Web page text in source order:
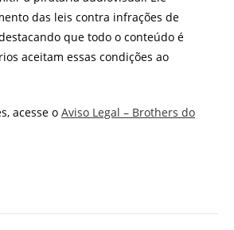
das leis contra infrações de
que todo o conteúdo é
aceitam essas condições ao
acesse o Aviso Legal – Brothers do